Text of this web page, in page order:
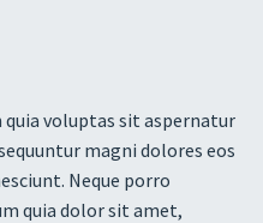
voluptas sit aspernatur
magni dolores eos
Neque porro
quia dolor sit amet,